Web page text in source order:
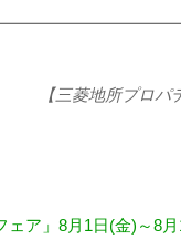
【三菱地所プロパ
ア」8月1日(金)～8